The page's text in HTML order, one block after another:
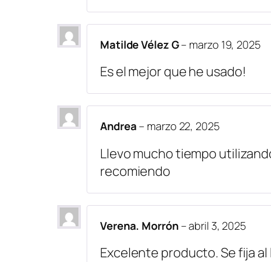
Matilde Vélez G– marzo 19, 2025
Es el mejor que he usado!
Andrea – marzo 22, 2025
Llevo mucho tiempo
recomiendo
Verena. Morrón –abril 3, 2025
Excelente producto. Se fija